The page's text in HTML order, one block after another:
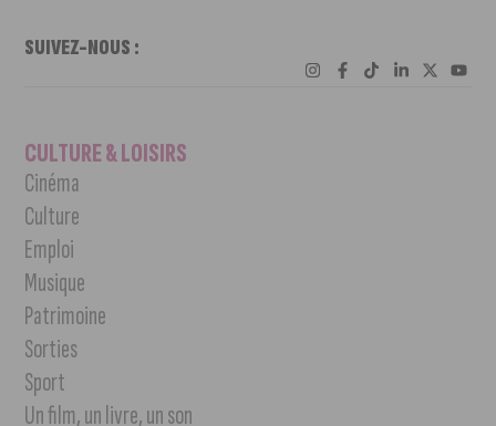
SUIVEZ-NOUS :
CULTURE & LOISIRS
Cinéma
Culture
Emploi
Musique
Patrimoine
Sorties
Sport
Un film, un livre, un son